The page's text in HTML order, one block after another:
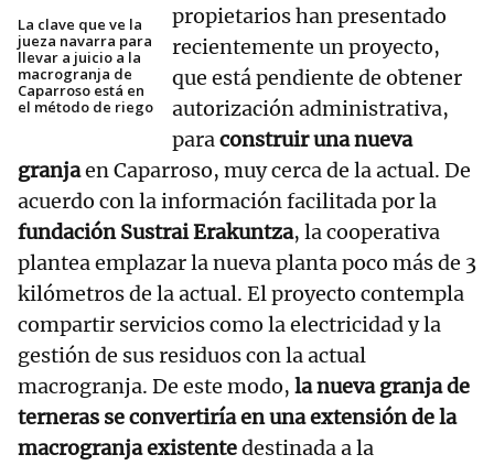
La clave que ve la
jueza navarra para
llevar a juicio a la
macrogranja de
Caparroso está en
el método de riego
propietarios han presentado
recientemente un proyecto,
que está pendiente de obtener
autorización administrativa,
paraconstruir una nueva
granjaen Caparroso, muy cerca de la actual. De
acuerdo con la información facilitada por la
fundación Sustrai Erakuntza, la cooperativa
plantea emplazar la nueva planta poco más de 3
kilómetros de la actual. El proyecto contempla
compartir servicios como la electricidad y la
gestión de sus residuos con la actual
macrogranja. De este modo, la nueva granja de
terneras se convertiría en una extensión de la
macrogranja existentedestinada a la